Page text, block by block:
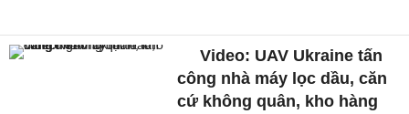
Video: UAV Ukraine tấn
công nhà máy lọc dầu, căn
cứ không quân, kho hàng